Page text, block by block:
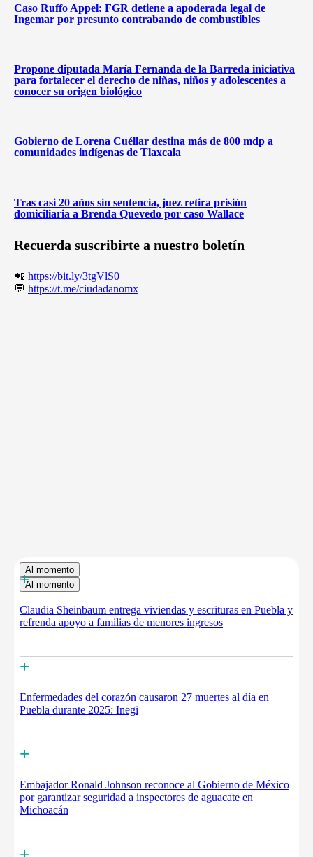
Caso Ruffo Appel: FGR detiene a apoderada legal de
Ingemar por presunto contrabando de combustibles
Propone diputada María Fernanda de la Barreda iniciativa
para fortalecer el derecho de niñas, niños y adolescentes a
conocer su origen biológico
Gobierno de Lorena Cuéllar destina más de 800 mdp a
comunidades indígenas de Tlaxcala
Tras casi 20 años sin sentencia, juez retira prisión
domiciliaria a Brenda Quevedo por caso Wallace
Recuerda suscribirte a nuestro boletín
📲 https://bit.ly/3tgVlS0
💬 https://t.me/ciudadanomx
Al momento
Al momento
+
Claudia Sheinbaum entrega viviendas y escrituras en Puebla y
refrenda apoyo a familias de menores ingresos
+
Enfermedades del corazón causaron 27 muertes al día en
Puebla durante 2025: Inegi
+
Embajador Ronald Johnson reconoce al Gobierno de México
por garantizar seguridad a inspectores de aguacate en
Michoacán